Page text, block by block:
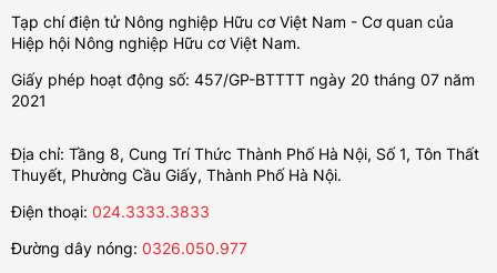
Tạp chí điện tử Nông nghiệp Hữu cơ Việt Nam - Cơ quan của
Hiệp hội Nông nghiệp Hữu cơ Việt Nam.
Giấy phép hoạt động số: 457/GP-BTTTT ngày 20 tháng 07 năm
2021
Địa chỉ: Tầng 8, Cung Trí Thức Thành Phố Hà Nội, Số 1, Tôn Thất
Thuyết, Phường Cầu Giấy, Thành Phố Hà Nội.
Điện thoại: 024.3333.3833
Đường dây nóng: 0326.050.977